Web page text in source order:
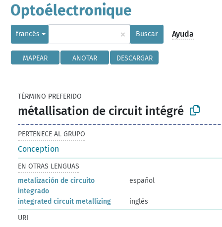
Optoélectronique
francés × Buscar Ayuda
MAPEAR ANOTAR DESCARGAR
TÉRMINO PREFERIDO
métallisation de circuit intégré
PERTENECE AL GRUPO
Conception
EN OTRAS LENGUAS
metalización de circuito
integrado
español
integrated circuit metallizing
inglés
URI